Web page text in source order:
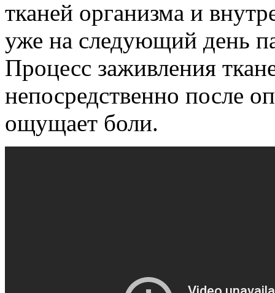
тканей организма и
уже на следующий день
Процесс заживления
непосредственно после
ощущает боли.